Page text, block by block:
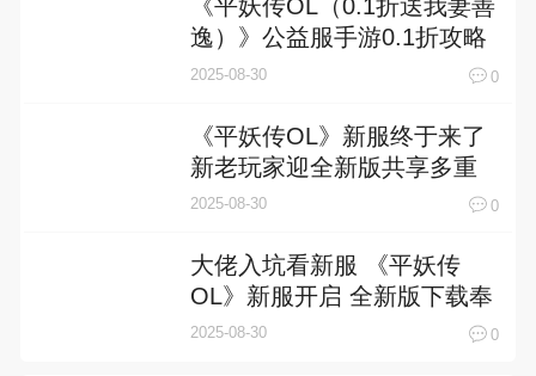
《平妖传OL（0.1折送我妻善
逸）》公益服手游0.1折攻略
2025-08-30 0
《平妖传OL》新服终于来了
新老玩家迎全新版共享多重
礼包
2025-08-30 0
大佬入坑看新服 《平妖传
OL》新服开启 全新版下载奉
上
2025-08-30 0